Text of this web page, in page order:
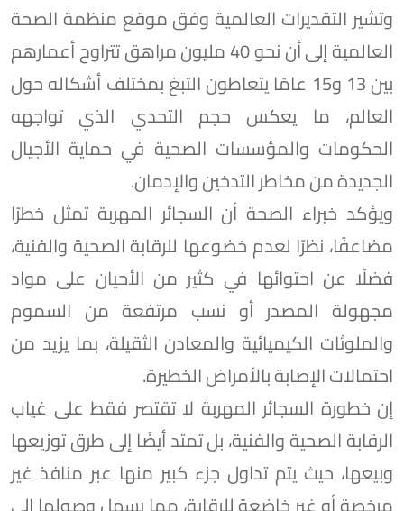
وتشير التقديرات العالمية وفق موقع منظمة الصحة
العالمية إلى أن نحو 40 مليون مراهق تتراوح أعمارهم
بين 13 و15 عامًا يتعاطون التبغ بمختلف أشكاله حول
العالم، ما يعكس حجم التحدي الذي تواجهه
الحكومات والمؤسسات الصحية في حماية الأجيال
الجديدة من مخاطر التدخين والإدمان.
ويؤكد خبراء الصحة أن السجائر المهربة تمثل خطرًا
مضاعفًا، نظرًا لعدم خضوعها للرقابة الصحية والفنية،
فضلًا عن احتوائها في كثير من الأحيان على مواد
مجهولة المصدر أو نسب مرتفعة من السموم
والملوثات الكيميائية والمعادن الثقيلة، بما يزيد من
احتمالات الإصابة بالأمراض الخطيرة.
إن خطورة السجائر المهربة لا تقتصر فقط على غياب
الرقابة الصحية والفنية، بل تمتد أيضًا إلى طرق توزيعها
وبيعها، حيث يتم تداول جزء كبير منها عبر منافذ غير